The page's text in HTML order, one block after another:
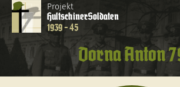
Projekt
HultschinerSoldaten
1939 - 45
Dorna Anton